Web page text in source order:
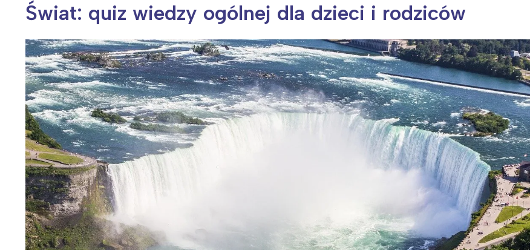
Wiosenny koncert ptaków na płocie Kwitnąca wiśnia i jej płatki Pszczoła i kwitnący ul
Świat: quiz wiedzy ogólnej dla dzieci i rodziców